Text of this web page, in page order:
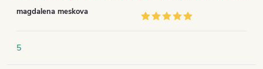
magdalena meskova
5